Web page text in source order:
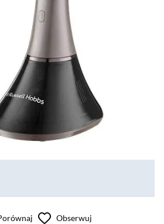
Obserwuj